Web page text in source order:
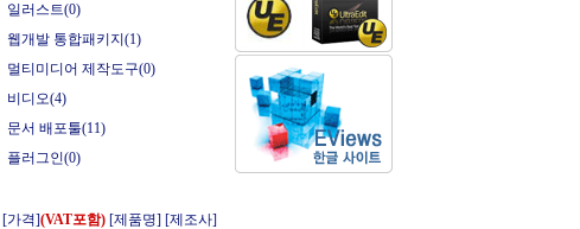
일러스트(0)
웹개발 통합패키지(1)
멀티미디어 제작도구(0)
비디오(4)
문서 배포툴(11)
플러그인(0)
[가격](VAT포함) [제품명] [제조사]